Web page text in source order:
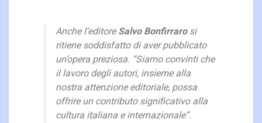
Anche l’editoreSalvo Bonfirrarosi
ritiene soddisfatto di aver pubblicato
un’opera preziosa. “Siamo convinti che
il lavoro degli autori, insieme alla
nostra attenzione editoriale, possa
offrire un contributo significativo alla
cultura italiana e internazionale”.